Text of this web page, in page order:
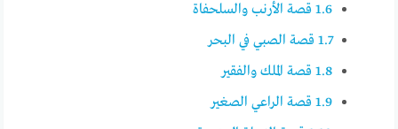
1.6 قصة الأرنب والسلحفاة
1.7 قصة الصبي في البحر
1.8 قصة الملك والفقير
1.9 قصة الراعي الصغير